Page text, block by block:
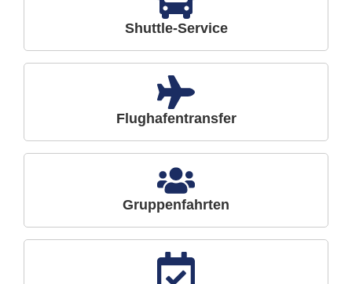
Shuttle-Service
Flughafentransfer
Gruppenfahrten